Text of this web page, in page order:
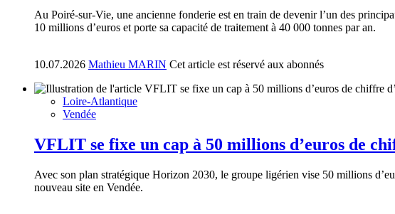
Au Poiré-sur-Vie, une ancienne fonderie est en train de devenir l’un des
10 millions d’euros et porte sa capacité de traitement à 40 000 tonnes par an.
10.07.2026 Mathieu MARIN Cet article est réservé aux abonnés
Loire-Atlantique
Vendée
VFLIT se fixe un cap à 50 millions d’euros de
Avec son plan stratégique Horizon 2030, le groupe ligérien vise 50 millions
nouveau site en Vendée.